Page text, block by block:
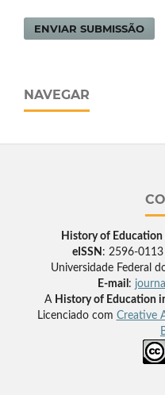
ENVIAR SUBMISSÃO
NAVEGAR
History of
eISSN : 2596-0113
Universidade Federal
E-mail :
A History of Education
Licenciado com Creative